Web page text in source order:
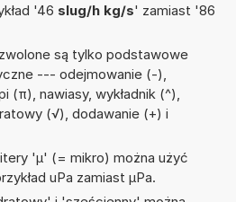
'46 slug/h kg/s' zamiast '86
są tylko podstawowe
--- odejmowanie (-),
(π), nawiasy, wykładnik (^),
(√), dodawanie (+) i
'µ' (= mikro) można użyć
uPa zamiast µPa.